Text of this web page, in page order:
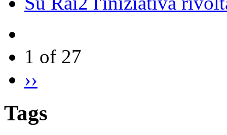
1 of 27
››
Tags